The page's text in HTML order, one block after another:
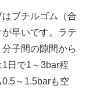
ブチルゴム（合
早いです。ラテ
子間の隙間から
日で1～3bar程
～1.5barも空